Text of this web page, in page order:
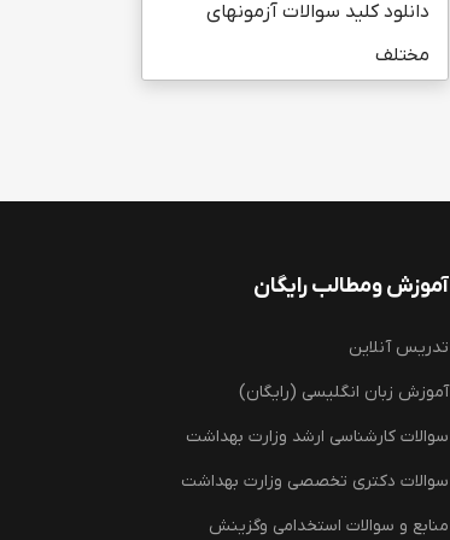
دانلود کلید سوالات آزمونهای
مختلف
آموزش ومطالب رایگان
تدریس آنلاین
آموزش زبان انگلیسی (رایگان)
سوالات کارشناسی ارشد وزارت بهداشت
سوالات دکتری تخصصی وزارت بهداشت
منابع و سوالات استخدامی وگزینش